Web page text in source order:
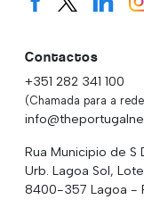
Contactos
+351 282 341 100
(Chamada para a
Rua Municipio de S
Urb. Lagoa Sol,
8400-357 Lagoa -